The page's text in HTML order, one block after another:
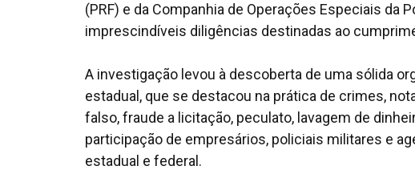
(PRF) e da Companhia de Operações Especiais da
imprescindíveis diligências destinadas ao
A investigação levou à descoberta de uma sólida
estadual, que se destacou na prática de crimes,
falso, fraude a licitação, peculato, lavagem de
participação de empresários, policiais militares e
estadual e federal.